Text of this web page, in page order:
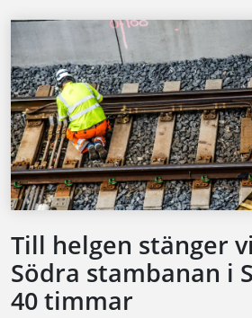
Till helgen stänger
Södra stambanan i
40 timmar